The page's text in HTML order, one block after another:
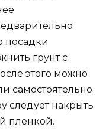
посадки
грунт с
этого можно
самостоятельно
следует накрыть
пленкой.